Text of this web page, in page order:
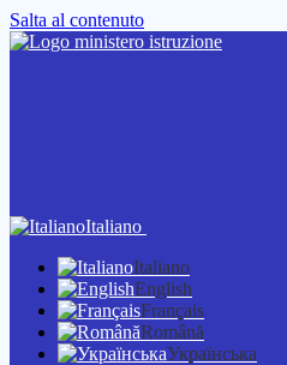
Salta al contenuto
Italiano
Italiano
English
Français
Română
Українська